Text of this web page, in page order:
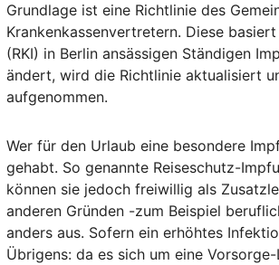
Grundlage ist eine Richtlinie des
Krankenkassenvertretern. Diese
(RKI) in Berlin ansässigen Ständigen
ändert, wird die Richtlinie aktualisiert
aufgenommen.
Wer für den Urlaub eine besondere
gehabt. So genannte Reiseschutz-
können sie jedoch freiwillig als
anderen Gründen -zum Beispiel
anders aus. Sofern ein erhöhtes
Übrigens: da es sich um eine